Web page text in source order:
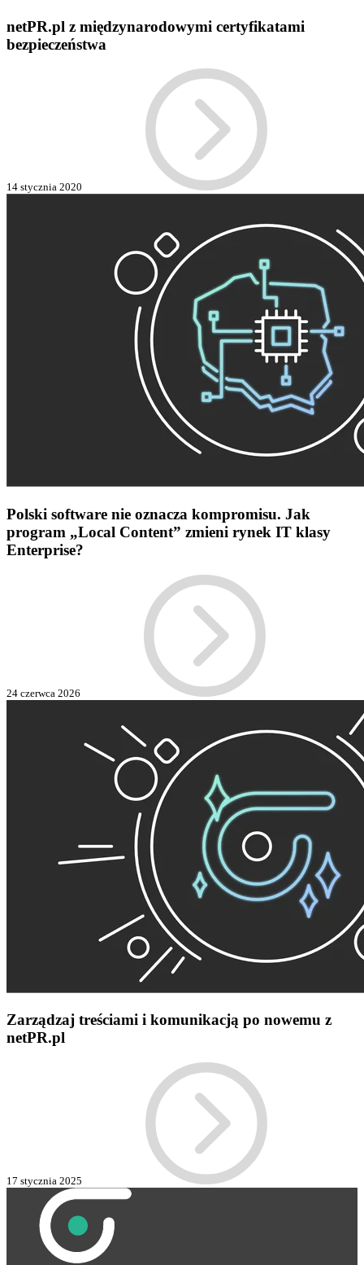
netPR.pl z międzynarodowymi certyfikatami
bezpieczeństwa
14 stycznia 2020
Polski software nie oznacza kompromisu. Jak
program „Local Content” zmieni rynek IT klasy
Enterprise?
24 czerwca 2026
Zarządzaj treściami i komunikacją po nowemu z
netPR.pl
17 stycznia 2025